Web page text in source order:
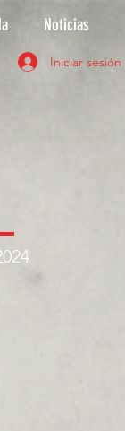
Noticias
Iniciar sesión